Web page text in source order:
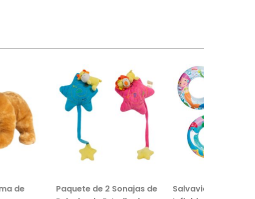
Paquete de 2 Sonajas de
Salvavidas De Mayoreo